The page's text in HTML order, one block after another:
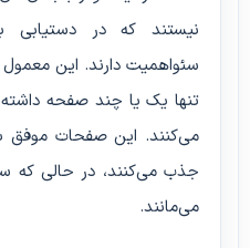
نیستند که در
سئواهمیت دارند. این
تنها یک یا چند صفحه
می‌کنند. این صفحات موفق
جذب می‌کنند، در حالی که
می‌مانند.